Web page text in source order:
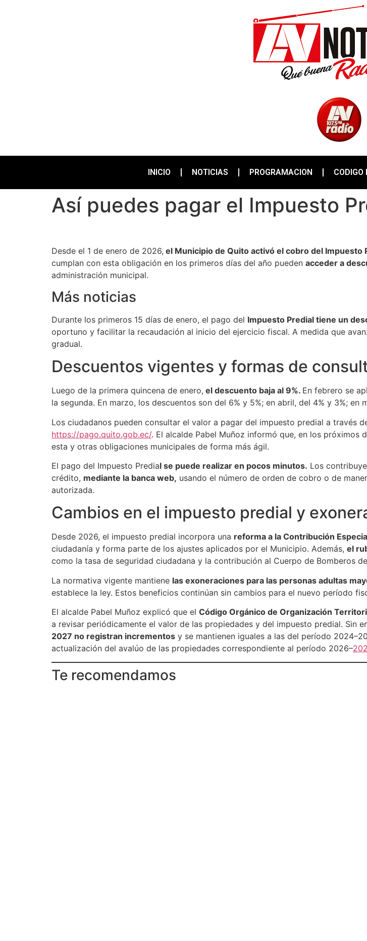
INICIO NOTICIAS PROGRAMACION CODIGO
Así puedes pagar el Impuesto
Desde el 1 de enero de 2026, el Municipio de Quito activó el cobro del Impuesto
cumplan con esta obligación en los primeros días del año pueden acceder a
administración municipal.
Más noticias
Durante los primeros 15 días de enero, el pago del Impuesto Predial tiene un
oportuno y facilitar la recaudación al inicio del ejercicio fiscal. A medida que
gradual.
Descuentos vigentes y formas de
Luego de la primera quincena de enero, el descuento baja al 9%. En febrero se
la segunda. En marzo, los descuentos son del 6% y 5%; en abril, del 4% y 3%; en
Los ciudadanos pueden consultar el valor a pagar del impuesto predial a través
https://pago.quito.gob.ec/. El alcalde Pabel Muñoz informó que, en los próximos
esta y otras obligaciones municipales de forma más ágil.
El pago del Impuesto Predial se puede realizar en pocos minutos. Los
crédito, mediante la banca web, usando el número de orden de cobro o de
autorizada.
Cambios en el impuesto predial y
Desde 2026, el impuesto predial incorpora una reforma a la Contribución
ciudadanía y forma parte de los ajustes aplicados por el Municipio. Además, el
como la tasa de seguridad ciudadana y la contribución al Cuerpo de Bomberos
La normativa vigente mantiene las exoneraciones para las personas adultas
establece la ley. Estos beneficios continúan sin cambios para el nuevo período
El alcalde Pabel Muñoz explicó que el Código Orgánico de Organización
a revisar periódicamente el valor de las propiedades y del impuesto predial. Sin
2027 no registran incrementos y se mantienen iguales a las del período
actualización del avalúo de las propiedades correspondiente al período 2026–
Te recomendamos